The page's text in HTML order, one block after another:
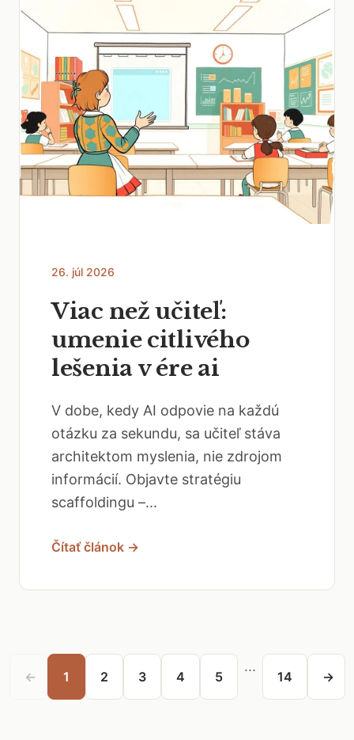
26. júl 2026
Viac než učiteľ:
umenie citlivého
lešenia v ére ai
V dobe, kedy AI odpovie na každú
otázku za sekundu, sa učiteľ stáva
architektom myslenia, nie zdrojom
informácií. Objavte stratégiu
scaffoldingu –...
Čítať článok →
← 1 2 3 4 5
...
14 →